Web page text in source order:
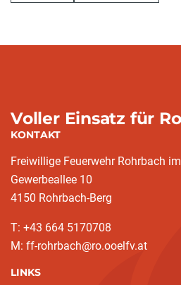
Voller Einsatz für
KONTAKT
Freiwillige Feuerwehr Rohrbach
Gewerbeallee 10
4150 Rohrbach-Berg
T: +43 664 5170708
M: ff-rohrbach@ro.ooelfv.at
LINKS